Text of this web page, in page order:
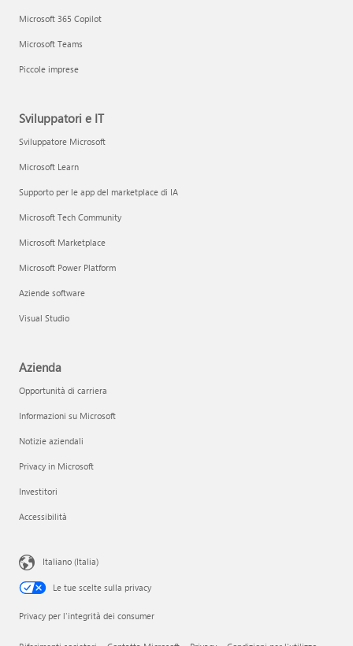
Microsoft 365 Copilot
Microsoft Teams
Piccole imprese
Sviluppatori e IT
Sviluppatore Microsoft
Microsoft Learn
Supporto per le app del marketplace di IA
Microsoft Tech Community
Microsoft Marketplace
Microsoft Power Platform
Aziende software
Visual Studio
Azienda
Opportunità di carriera
Informazioni su Microsoft
Notizie aziendali
Privacy in Microsoft
Investitori
Accessibilità
Italiano (Italia)
Le tue scelte sulla privacy
Privacy per l'integrità dei consumer